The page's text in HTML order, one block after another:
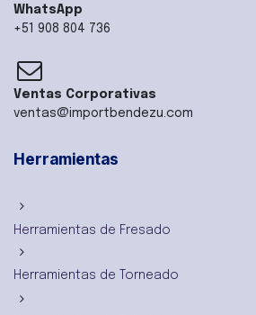
WhatsApp
+51 908 804 736
Ventas Corporativas
ventas@importbendezu.com
Herramientas
Herramientas de Fresado
Herramientas de Torneado